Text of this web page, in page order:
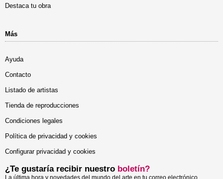
Destaca tu obra
Más
Ayuda
Contacto
Listado de artistas
Tienda de reproducciones
Condiciones legales
Política de privacidad y cookies
Configurar privacidad y cookies
¿Te gustaría recibir nuestro boletín?
La última hora y novedades del mundo del arte en tu correo electrónico